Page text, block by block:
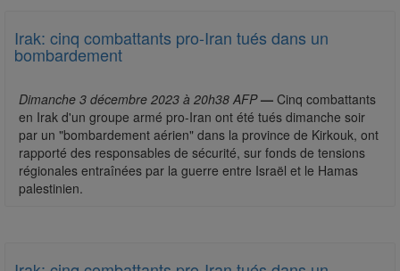
Irak: cinq combattants pro-Iran tués dans un
bombardement
Dimanche 3 décembre 2023 à 20h38 AFP — Cinq combattants
en Irak d'un groupe armé pro-Iran ont été tués dimanche soir
par un "bombardement aérien" dans la province de Kirkouk, ont
rapporté des responsables de sécurité, sur fonds de tensions
régionales entraînées par la guerre entre Israël et le Hamas
palestinien.